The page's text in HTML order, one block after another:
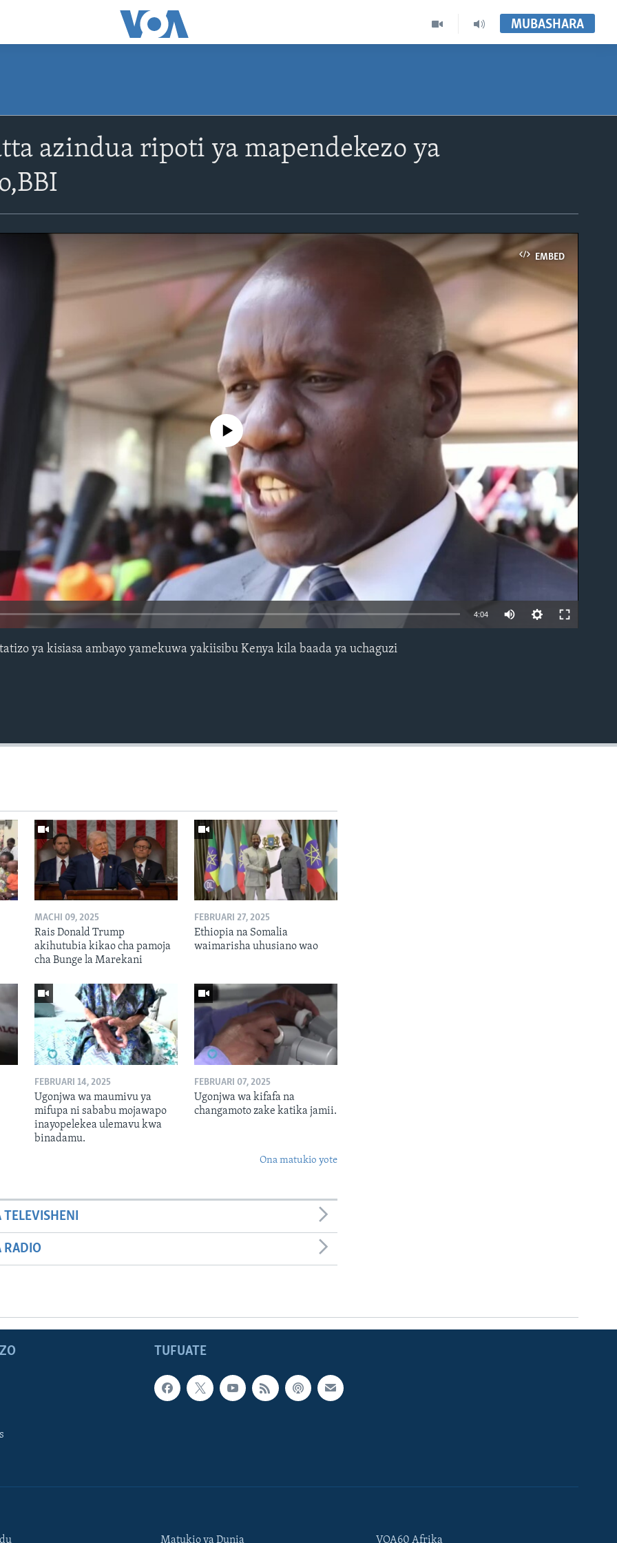
MUBASHARA
azindua ripoti ya mapendekezo ya
EMBED
No media source currently available
4:04
ya kisiasa ambayo yamekuwa yakiisibu Kenya kila baada ya uchaguzi
MACHI 09, 2025
Rais Donald Trump
akihutubia kikao cha pamoja
cha Bunge la Marekani
FEBRUARI 27, 2025
Ethiopia na Somalia
waimarisha uhusiano wao
FEBRUARI 14, 2025
Ugonjwa wa maumivu ya
mifupa ni sababu mojawapo
inayopelekea ulemavu kwa
binadamu.
FEBRUARI 07, 2025
Ugonjwa wa kifafa na
changamoto zake katika jamii.
Ona matukio yote
RADIO
TUFUATE
Matukio ya Dunia VOA60 Afrika